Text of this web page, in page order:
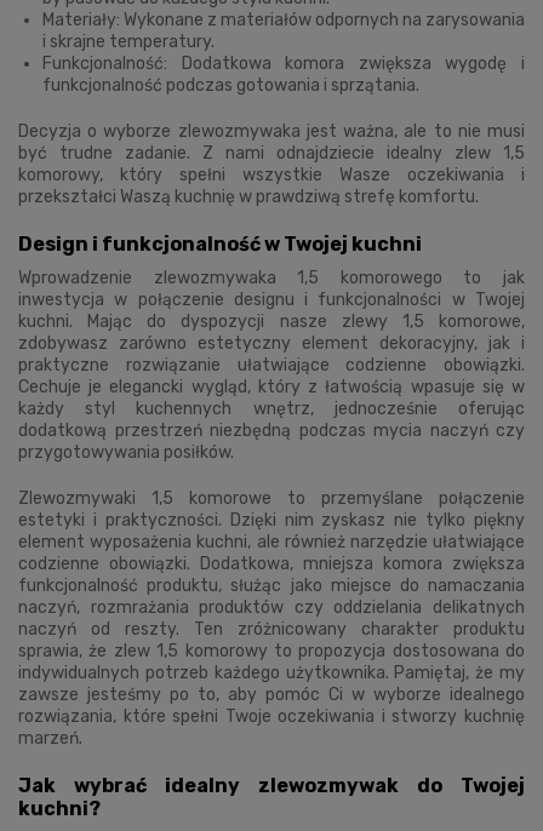
Materiały: Wykonane z materiałów odpornych na zarysowania
i skrajne temperatury.
Funkcjonalność: Dodatkowa komora zwiększa wygodę i
funkcjonalność podczas gotowania i sprzątania.
Decyzja o wyborze zlewozmywaka jest ważna, ale to nie musi
być trudne zadanie. Z nami odnajdziecie idealny zlew 1,5
komorowy, który spełni wszystkie Wasze oczekiwania i
przekształci Waszą kuchnię w prawdziwą strefę komfortu.
Design i funkcjonalność w Twojej kuchni
Wprowadzenie zlewozmywaka 1,5 komorowego to jak
inwestycja w połączenie designu i funkcjonalności w Twojej
kuchni. Mając do dyspozycji nasze zlewy 1,5 komorowe,
zdobywasz zarówno estetyczny element dekoracyjny, jak i
praktyczne rozwiązanie ułatwiające codzienne obowiązki.
Cechuje je elegancki wygląd, który z łatwością wpasuje się w
każdy styl kuchennych wnętrz, jednocześnie oferując
dodatkową przestrzeń niezbędną podczas mycia naczyń czy
przygotowywania posiłków.
Zlewozmywaki 1,5 komorowe to przemyślane połączenie
estetyki i praktyczności. Dzięki nim zyskasz nie tylko piękny
element wyposażenia kuchni, ale również narzędzie ułatwiające
codzienne obowiązki. Dodatkowa, mniejsza komora zwiększa
funkcjonalność produktu, służąc jako miejsce do namaczania
naczyń, rozmrażania produktów czy oddzielania delikatnych
naczyń od reszty. Ten zróżnicowany charakter produktu
sprawia, że zlew 1,5 komorowy to propozycja dostosowana do
indywidualnych potrzeb każdego użytkownika. Pamiętaj, że my
zawsze jesteśmy po to, aby pomóc Ci w wyborze idealnego
rozwiązania, które spełni Twoje oczekiwania i stworzy kuchnię
marzeń.
Jak wybrać idealny zlewozmywak do Twojej
kuchni?